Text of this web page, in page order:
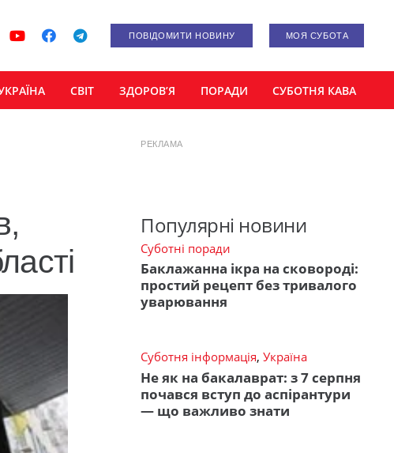
ПОВІДОМИТИ НОВИНУ МОЯ СУБОТА
СВІТ ЗДОРОВ’Я ПОРАДИ СУБОТНЯ КАВА
РЕКЛАМА
Популярні новини
Суботні поради
Баклажанна ікра на сковороді:
простий рецепт без тривалого
уварювання
Суботня інформація, Україна
Не як на бакалаврат: з 7 серпня
почався вступ до аспірантури
— що важливо знати